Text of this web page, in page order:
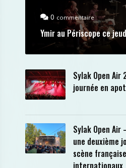
0 commentaire
Ymir au Périscope ce
Sylak Open
journée en
Sylak Open Air
une deuxième
scène
internationaux